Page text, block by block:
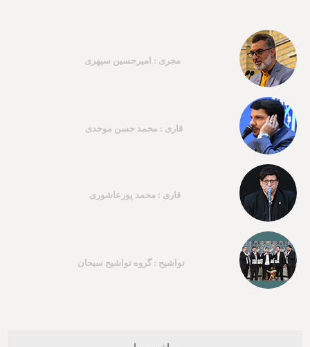
مجری : امیرحسین سپهری
قاری : محمد حسن موحدی
قاری : محمد پورعاشوری
تواشیح : گروه تواشیح سبحان